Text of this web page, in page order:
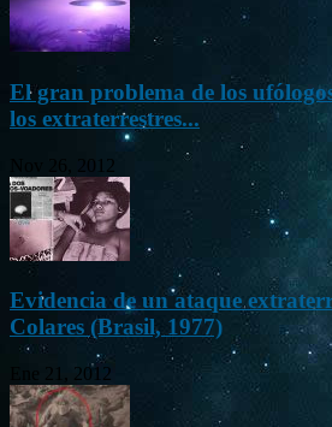
El gran problema de los
los extraterrestres...
Nov 26, 2012
Evidencia de un ataque
Colares (Brasil, 1977)
Ene 21, 2012